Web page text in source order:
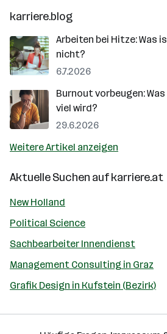
karriere.blog
Arbeiten bei Hitze: Was
nicht?
6.7.2026
Burnout vorbeugen:
viel wird?
29.6.2026
Weitere Artikel anzeigen
Aktuelle Suchen aufkarriere.at
New Holland
Political Science
Sachbearbeiter Innendienst
Management Consulting in Graz
Grafik Design in Kufstein (Bezirk)